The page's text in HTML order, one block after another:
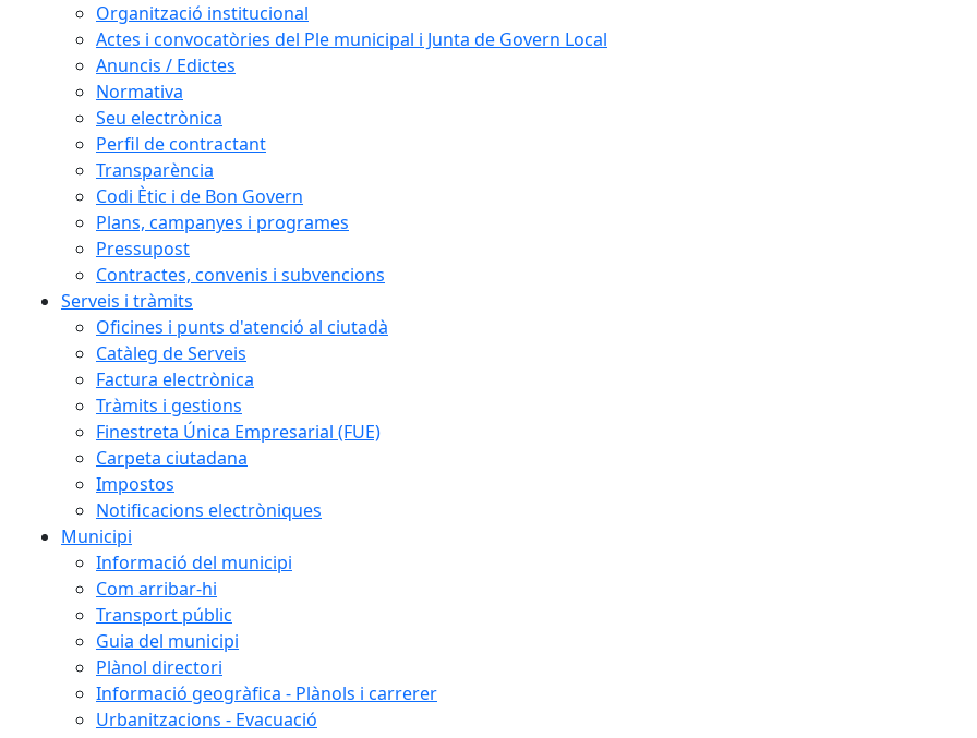
Organització institucional
Actes i convocatòries del Ple municipal i Junta de Govern Local
Anuncis / Edictes
Normativa
Seu electrònica
Perfil de contractant
Transparència
Codi Ètic i de Bon Govern
Plans, campanyes i programes
Pressupost
Contractes, convenis i subvencions
Serveis i tràmits
Oficines i punts d'atenció al ciutadà
Catàleg de Serveis
Factura electrònica
Tràmits i gestions
Finestreta Única Empresarial (FUE)
Carpeta ciutadana
Impostos
Notificacions electròniques
Municipi
Informació del municipi
Com arribar-hi
Transport públic
Guia del municipi
Plànol directori
Informació geogràfica - Plànols i carrerer
Urbanitzacions - Evacuació